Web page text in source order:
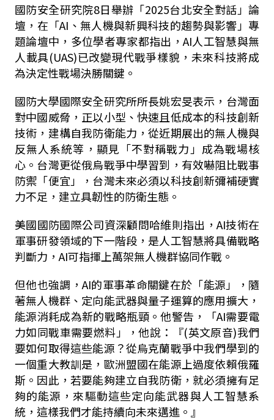
國防安全研究院8日舉辦「2025台北安全對話」論
壇，在「AI 、無人機與新興科技的趨勢與影響」專
題論壇中，多位學者專家都指出，AI人工智慧與無
人載具(UAS)已改變現代戰爭樣貌，未來科技將成
為決定性戰場決勝關鍵。
國防大學國際安全研究所所長姚宏旻表示，台灣面
對中國威脅，正以小型、快速且低成本的科技創新
技術，建構自我防衛能力，從近期展出的無人機與
反無人系統等，顯見「不對稱戰力」成為戰場核
心。台灣更從俄烏戰爭中學習到，有效嚇阻比戰事
防禦「便宜」，台灣未來必須以科技創新彌補硬實
力不足，建立具韌性的防衛生態。
美國國防國際公司資深顧問哈維則指出，AI技術在
軍事研發領域的下一階段，是人工智慧將具備戰略
判斷力， AI可指揮上萬架無人機群協同作戰。
但他也強調， AI的軍事革命關鍵在於「能源」，隨
著無人機群、定向能武器與量子運算的應用擴大，
能源消耗成為新的戰略瓶頸。他警告，「AI需要電
力如同戰車需要燃料」，他說：『(英文原音)我們
要如何取得這些能源？從烏克蘭戰爭中我們學到的
一個重大教訓是，歐洲盟國在能源上過度依賴俄羅
斯。因此，若要能夠建立自我防衛，就必須擁有足
夠的能源，來驅動這些定向能武器與人工智慧系
統，這樣我們才能持續向未來邁進。』